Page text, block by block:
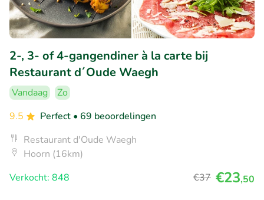
2-, 3- of 4-gangendiner à la carte bij
Restaurant d´Oude Waegh
Vandaag
Zo
9.5
Perfect • 69 beoordelingen
Restaurant d'Oude Waegh
Hoorn (16km)
Verkocht: 848
€37 €23,50